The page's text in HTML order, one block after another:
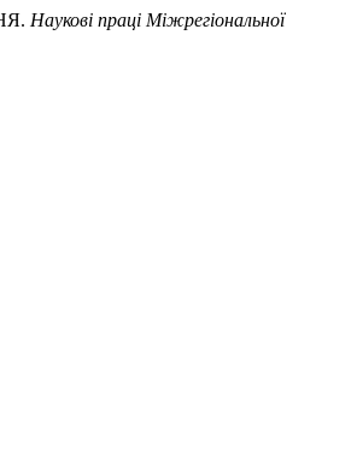
Наукові праці Міжрегіональної